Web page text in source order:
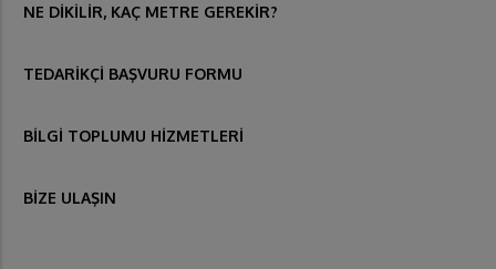
NE DİKİLİR, KAÇ METRE GEREKİR?
TEDARİKÇİ BAŞVURU FORMU
BİLGİ TOPLUMU HİZMETLERİ
BİZE ULAŞIN